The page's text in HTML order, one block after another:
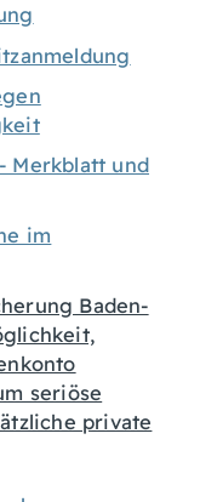
Merkblatt und
im
Baden-
seriöse
private